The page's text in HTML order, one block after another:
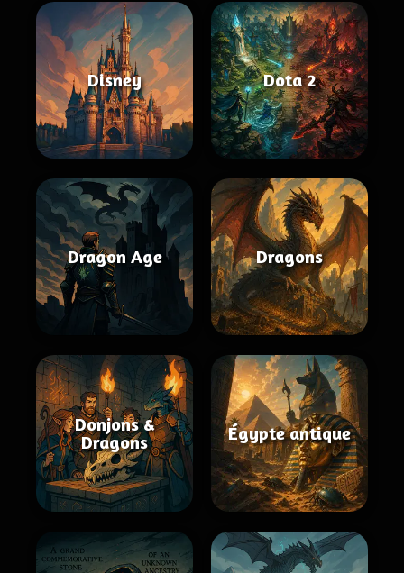
Disney Dota 2
Dragon Age Dragons
Donjons &
Dragons
Égypte antique